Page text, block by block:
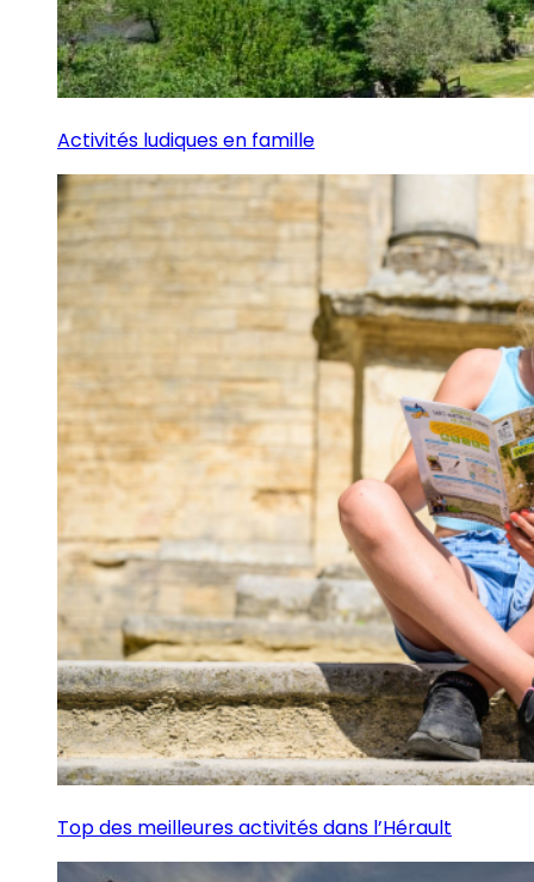
Activités ludiques en famille
Top des meilleures activités dans l’Hérault